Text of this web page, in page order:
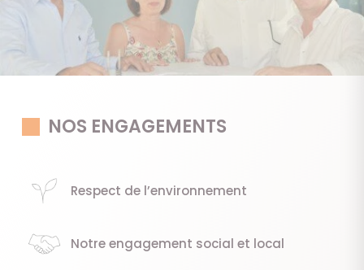
NOS ENGAGEMENTS
Respect de l’environnement
Notre engagement social et local